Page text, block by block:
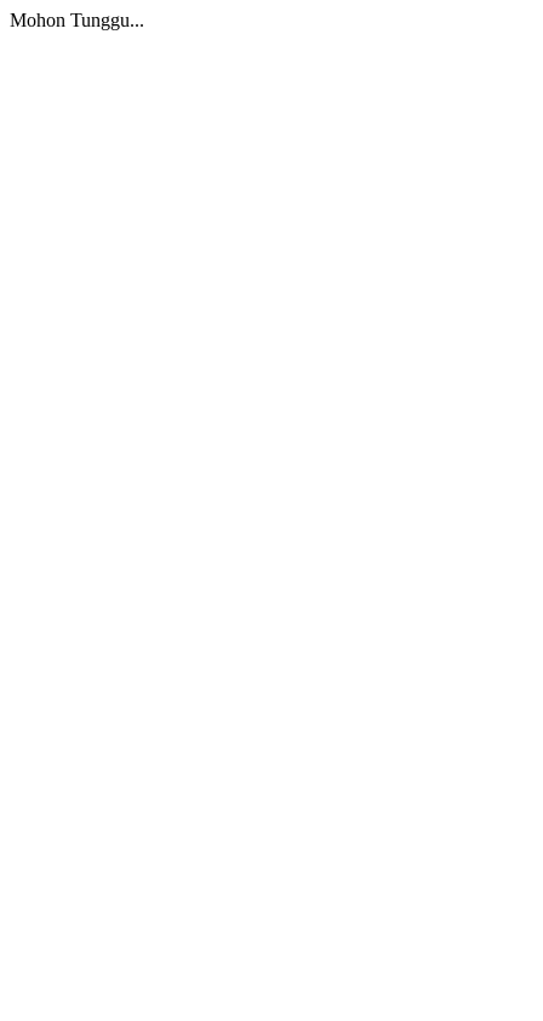
Mohon Tunggu...